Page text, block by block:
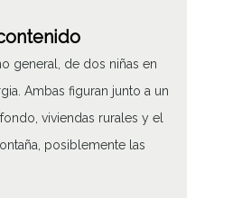
general, de dos niñas en
Ambas figuran junto a un
viviendas rurales y el
posiblemente las